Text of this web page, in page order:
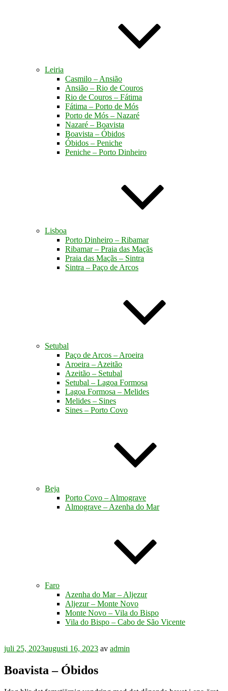
Leiria
Casmilo – Ansião
Ansião – Rio de Couros
Rio de Couros – Fátima
Fátima – Porto de Mós
Porto de Mós – Nazaré
Nazaré – Boavista
Boavista – Óbidos
Óbidos – Peniche
Peniche – Porto Dinheiro
Lisboa
Porto Dinheiro – Ribamar
Ribamar – Praia das Maçãs
Praia das Maçãs – Sintra
Sintra – Paço de Arcos
Setubal
Paço de Arcos – Aroeira
Aroeira – Azeitão
Azeitão – Setubal
Setubal – Lagoa Formosa
Lagoa Formosa – Melides
Melides – Sines
Sines – Porto Covo
Beja
Porto Covo – Almograve
Almograve – Azenha do Mar
Faro
Azenha do Mar – Aljezur
Aljezur – Monte Novo
Monte Novo – Vila do Bispo
Vila do Bispo – Cabo de São Vicente
Publicerat
juli 25, 2023augusti 16, 2023 av admin
Boavista – Óbidos